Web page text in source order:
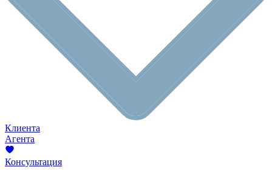
Клиента
Агента
Консультация